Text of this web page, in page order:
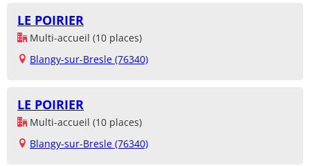
LE POIRIER
Multi-accueil (10 places)
Blangy-sur-Bresle (76340)
LE POIRIER
Multi-accueil (10 places)
Blangy-sur-Bresle (76340)